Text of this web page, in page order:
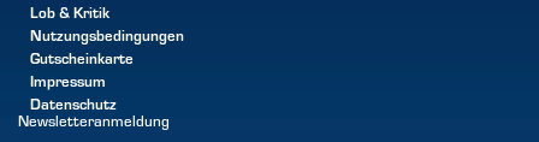
Lob & Kritik
Nutzungsbedingungen
Gutscheinkarte
Impressum
Datenschutz
Newsletteranmeldung